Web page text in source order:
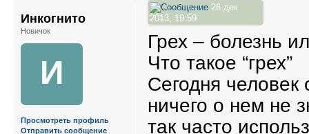
26 дек
2013, 19:59
Грех – болезнь
Что такое “грех”
Сегодня человек
ничего о нем не
так часто
Инкогнито
Новичок
И
Просмотреть профиль
Отправить сообщение